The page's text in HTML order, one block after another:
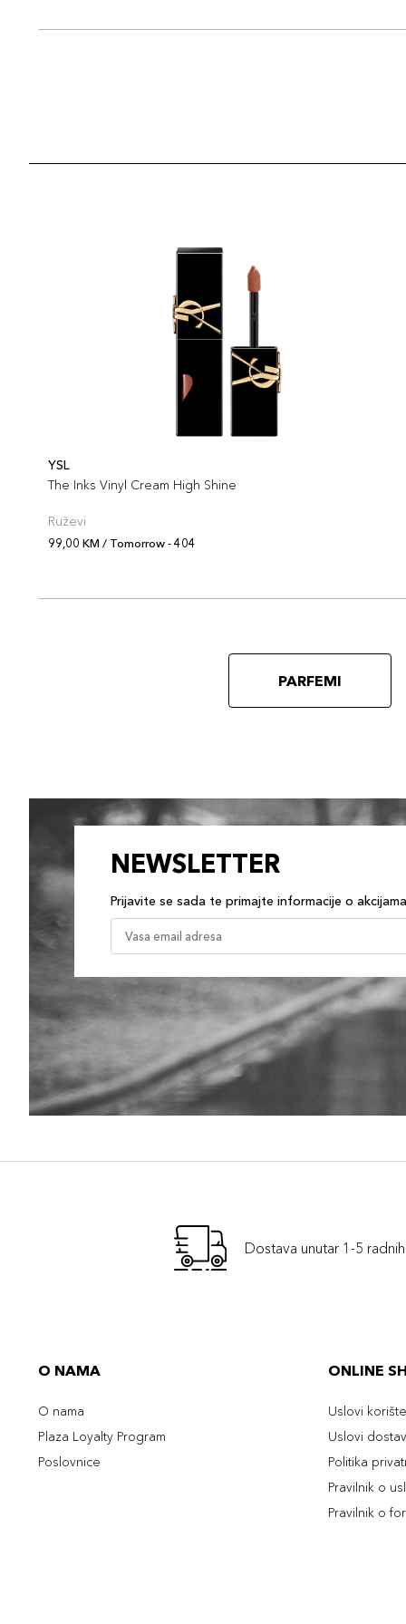
YSL
The Inks Vinyl Cream High Shine
Ruževi
99,00 KM / Tomorrow - 404
PARFEMI
NEWSLETTER
Prijavite se sada te primajte informacije o
Dostava unutar 1-5
O NAMA
O nama
Plaza Loyalty Program
Poslovnice
ONLINE
Uslovi
Uslovi
Politika
Pravilnik o
Pravilnik o